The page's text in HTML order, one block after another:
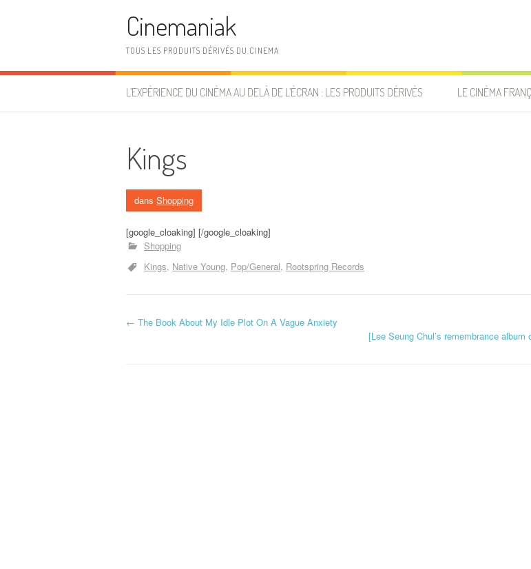
Cinemaniak
TOUS LES PRODUITS DÉRIVÉS DU CINEMA
L’EXPÉRIENCE DU CINÉMA AU DELÀ DE L’ÉCRAN : LES PRODUITS DÉRIVÉS LE CINÉMA
Kings
dans Shopping
[google_cloaking] [/google_cloaking]
Shopping
Kings Native Young Pop/General Rootspring Records
Navigation d'article
← The Book About My Idle Plot On A Vague Anxiety
[Lee Seung Chul’s remembrance album